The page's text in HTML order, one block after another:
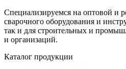
Специализируемся на оптовой и
сварочного оборудования и
так и для строительных и
и организаций.
Каталог продукции